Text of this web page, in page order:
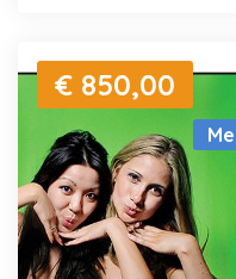
€ 850,00